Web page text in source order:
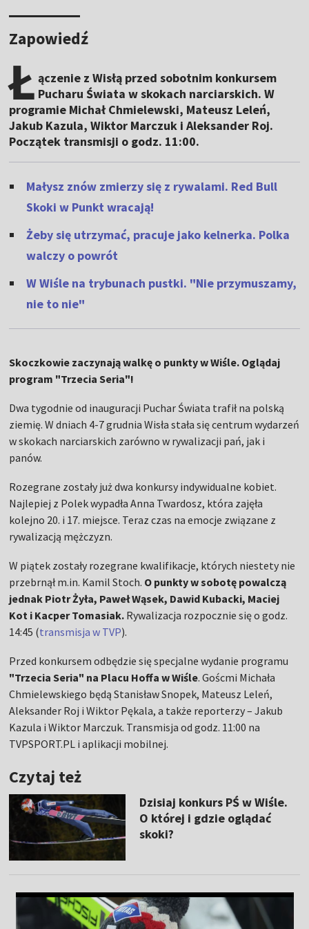
Zapowiedź
Ł ączenie z Wisłą przed sobotnim konkursem
Pucharu Świata w skokach narciarskich. W
programie Michał Chmielewski, Mateusz Leleń,
Jakub Kazula, Wiktor Marczuk i Aleksander Roj.
Początek transmisji o godz. 11:00.
Małysz znów zmierzy się z rywalami. Red Bull
Skoki w Punkt wracają!
Żeby się utrzymać, pracuje jako kelnerka. Polka
walczy o powrót
W Wiśle na trybunach pustki. "Nie przymuszamy,
nie to nie"
Skoczkowie zaczynają walkę o punkty w Wiśle. Oglądaj
program "Trzecia Seria"!
Dwa tygodnie od inauguracji Puchar Świata trafił na polską
ziemię. W dniach 4-7 grudnia Wisła stała się centrum wydarzeń
w skokach narciarskich zarówno w rywalizacji pań, jak i
panów.
Rozegrane zostały już dwa konkursy indywidualne kobiet.
Najlepiej z Polek wypadła Anna Twardosz, która zajęła
kolejno 20. i 17. miejsce. Teraz czas na emocje związane z
rywalizacją mężczyzn.
W piątek zostały rozegrane kwalifikacje, których niestety nie
przebrnął m.in. Kamil Stoch. O punkty w sobotę powalczą
jednak Piotr Żyła, Paweł Wąsek, Dawid Kubacki, Maciej
Kot i Kacper Tomasiak. Rywalizacja rozpocznie się o godz.
14:45 (transmisja w TVP).
Przed konkursem odbędzie się specjalne wydanie programu
"Trzecia Seria" na Placu Hoffa w Wiśle. Goścmi Michała
Chmielewskiego będą Stanisław Snopek, Mateusz Leleń,
Aleksander Roj i Wiktor Pękala, a także reporterzy – Jakub
Kazula i Wiktor Marczuk. Transmisja od godz. 11:00 na
TVPSPORT.PL i aplikacji mobilnej.
Czytaj też
Dzisiaj konkurs PŚ w Wiśle.
O której i gdzie oglądać
skoki?